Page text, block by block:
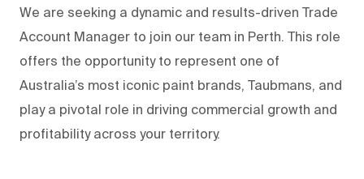
We are seeking a dynamic and results-driven Trade
Account Manager to join our team in Perth. This role
offers the opportunity to represent one of
Australia’s most iconic paint brands, Taubmans, and
play a pivotal role in driving commercial growth and
profitability across your territory.